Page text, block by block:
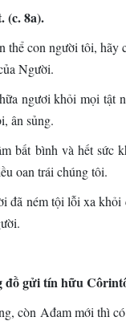
(c. 8a).
thể con người tôi,
Người.
ngươi khỏi mọi tật
ân sủng.
bất bình và hết sức
oan trái chúng tôi.
đã ném tội lỗi xa
đồ gửi tín hữu
còn Ađam mới thì